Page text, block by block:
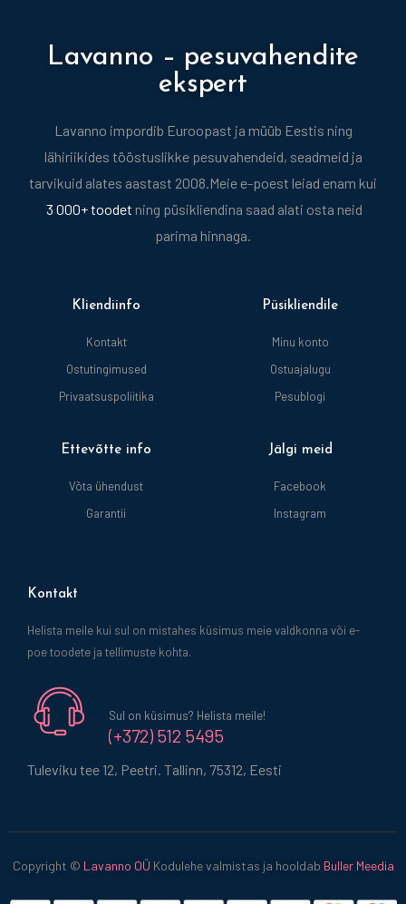
Lavanno – pesuvahendite
ekspert
Lavanno impordib Euroopast ja müüb Eestis ning
lähiriikides tööstuslikke pesuvahendeid, seadmeid ja
tarvikuid alates aastast 2008.Meie e-poest leiad enam kui
3 000+ toodet ning püsikliendina saad alati osta neid
parima hinnaga.
Kliendiinfo
Kontakt
Ostutingimused
Privaatsuspoliitika
Püsikliendile
Minu konto
Ostuajalugu
Pesublogi
Ettevõtte info
Võta ühendust
Garantii
Jälgi meid
Facebook
Instagram
Kontakt
Helista meile kui sul on mistahes küsimus meie valdkonna või e-
poe toodete ja tellimuste kohta.
Sul on küsimus? Helista meile!
(+372) 512 5495
Tuleviku tee 12, Peetri. Tallinn, 75312, Eesti
Copyright © Lavanno OÜ Kodulehe valmistas ja hooldab Buller Meedia